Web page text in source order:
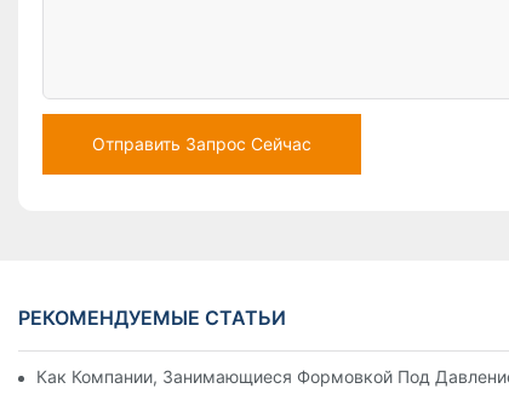
Отправить Запрос Сейчас
РЕКОМЕНДУЕМЫЕ СТАТЬИ
Как Компании, Занимающиеся Формовкой Под